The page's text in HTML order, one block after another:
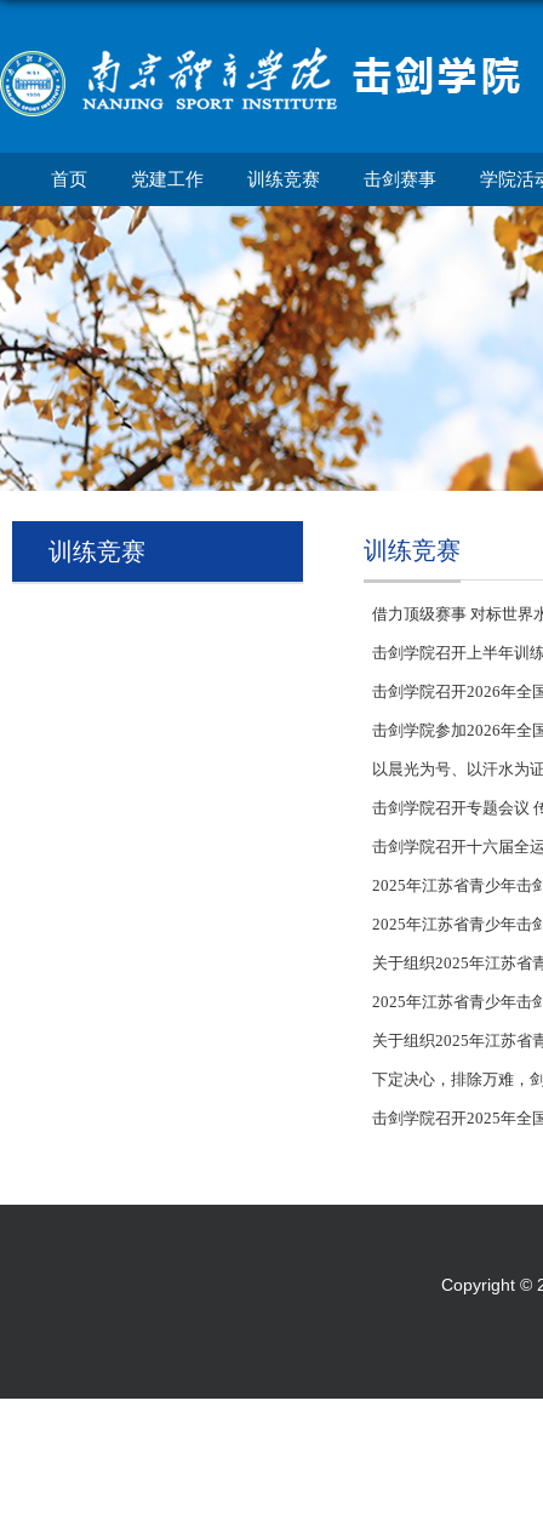
首页 党建工作 训练竞赛 击剑赛事 学院活
训练竞赛 训练竞赛
借力顶级赛事 对标世
击剑学院召开上半年训
击剑学院召开2026年全
击剑学院参加2026年全
以晨光为号、以汗水
击剑学院召开专题会议
击剑学院召开十六届全
2025年江苏省青少年击
2025年江苏省青少年击
关于组织2025年江苏省
2025年江苏省青少年击
关于组织2025年江苏省
下定决心，排除万难，
击剑学院召开2025年全
Copyright ©